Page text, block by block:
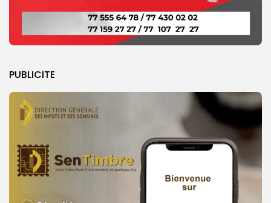
PUBLICITE